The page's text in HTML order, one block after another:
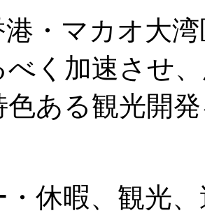
港・マカオ大
べく加速させ
色ある観光開
・休暇、観光